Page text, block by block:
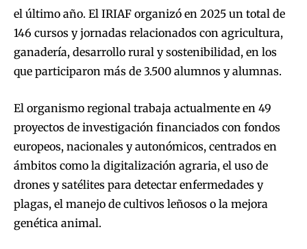
el último año. El IRIAF organizó en 2025 un total de
146 cursos y jornadas relacionados con agricultura,
ganadería, desarrollo rural y sostenibilidad, en los
que participaron más de 3.500 alumnos y alumnas.
El organismo regional trabaja actualmente en 49
proyectos de investigación financiados con fondos
europeos, nacionales y autonómicos, centrados en
ámbitos como la digitalización agraria, el uso de
drones y satélites para detectar enfermedades y
plagas, el manejo de cultivos leñosos o la mejora
genética animal.